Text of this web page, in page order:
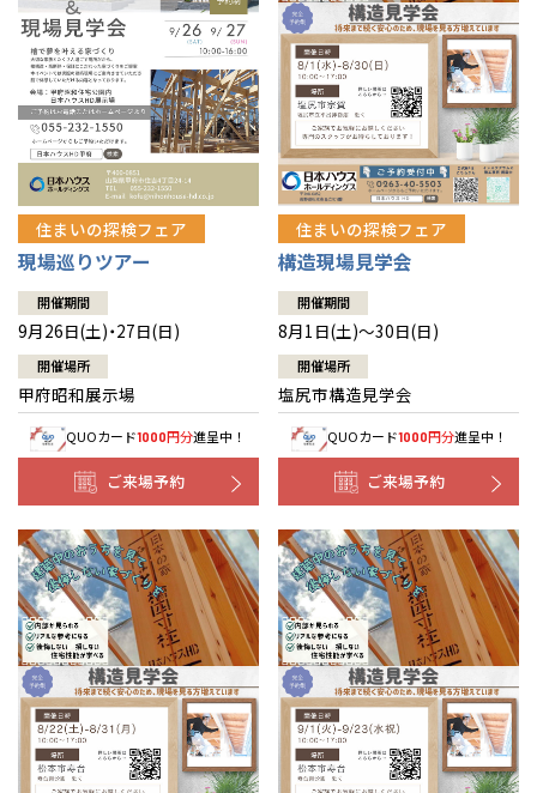
住まいの探検フェア
現場巡りツアー
開催期間
9月26日(土)・27日(日)
開催場所
甲府昭和展示場
QUOカード1000円分進呈中！
ご来場予約
住まいの探検フェア
構造現場見学会
開催期間
8月1日(土)～30日(日)
開催場所
塩尻市構造見学会
QUOカード1000円分進呈中！
ご来場予約